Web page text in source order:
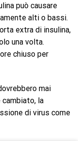
può causare
alti o bassi.
extra di insulina,
una volta.
chiuso per
mai
cambiato, la
di virus come